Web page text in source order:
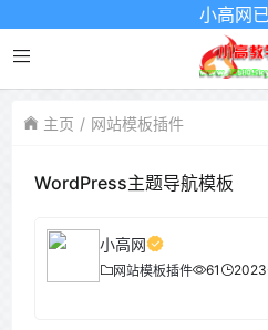
小高网已
主页 网站模板插件
WordPress主题导航模板
小高网
网站模板插件 61